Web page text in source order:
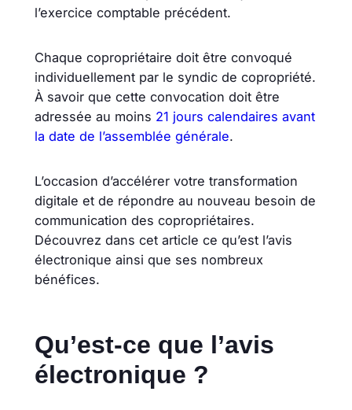
l’exercice comptable précédent.
Chaque copropriétaire doit être convoqué
individuellement par le syndic de copropriété.
À savoir que cette convocation doit être
adressée au moins 21 jours calendaires avant
la date de l’assemblée générale.
L’occasion d’accélérer votre transformation
digitale et de répondre au nouveau besoin de
communication des copropriétaires.
Découvrez dans cet article ce qu’est l’avis
électronique ainsi que ses nombreux
bénéfices.
Qu’est-ce que l’avis
électronique ?